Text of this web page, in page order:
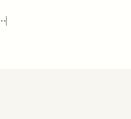
とアイデア（学術俯瞰講義）